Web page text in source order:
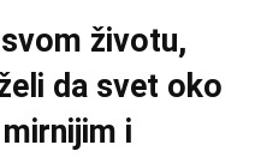
životu,
da svet oko
i